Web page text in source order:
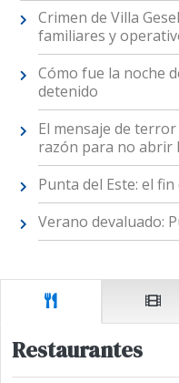
Crimen de Villa
familiares y
Cómo fue la noche
detenido
El mensaje de
razón para no abrir
Punta del Este: el
Verano devaluado:
Restaurantes